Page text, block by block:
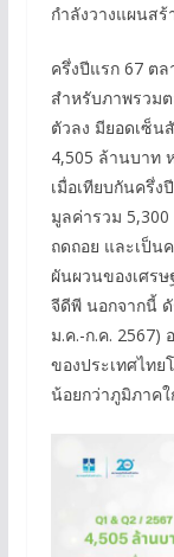
กำลังวางแผนส
ครึ่งปีแรก 67 ต
สำหรับภาพรวม
ตัวลง มียอดเซ็
4,505 ล้านบาท
เมื่อเทียบกันครึ่
มูลค่ารวม
ถดถอย และเป็น
ผันผวนของเศร
จีดีพี นอกจากนี้
ม.ค.-ก.ค. 2567)
ของประเทศไทย
น้อยกว่าภูมิภาคใ